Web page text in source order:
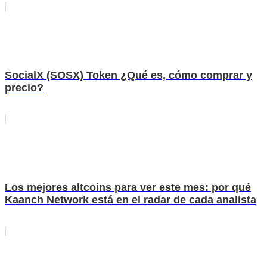
SocialX (SOSX) Token ¿Qué es, cómo comprar y
precio?
Los mejores altcoins para ver este mes: por qué
Kaanch Network está en el radar de cada analista